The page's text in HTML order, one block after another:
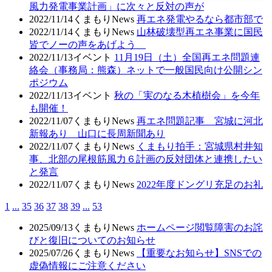
風力発電事業計画」に次々と反対の声が
2022/11/14 くまもりNews 再エネ発電やるなら都市部で
2022/11/14 くまもりNews 山林破壊型再エネ事業に国民
皆でノーの声をあげよう
2022/11/13イベント 11月19日（土）全国再エネ問題連
絡会（事務局：熊森）ネットで一般国民向け公開シン
ポジウム
2022/11/13イベント 秋の「実のなる木植樹会」を今年
も開催！
2022/11/07 くまもりNews 再エネ問題記事 宮城に河北
新報あり 山口に長周新聞あり
2022/11/07 くまもりNews くまもり拍手：宮城県村井知
事、北部の尾根筋風力６計画の反対団体と連携したい
と発言
2022/11/07 くまもりNews 2022年度ドングリ充足のお礼
1 ... 35 36 37 38 39 ... 53
2025/09/13 くまもりNews ホームページ閲覧障害のお詫
びと復旧についてのお知らせ
2025/07/26 くまもりNews
【重要なお知らせ】SNSでの
虚偽情報にご注意ください